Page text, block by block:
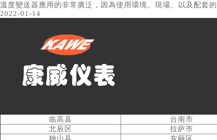
溫度變送器應用的非常廣泛，因為使用環境、現場、以及配套
2022-01-14
临高县
台南市
北辰区
拉萨市